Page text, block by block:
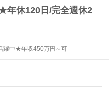
年休120日/完全週休2
躍中★年収450万円～可